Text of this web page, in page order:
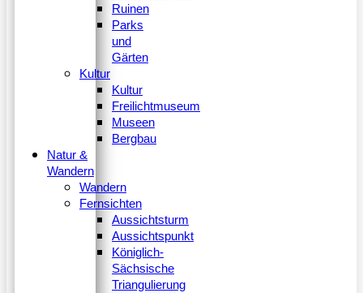
Ruinen
Parks
und
Gärten
Kultur
Kultur
Freilichtmuseum
Museen
Bergbau
Natur &
Wandern
Wandern
Fernsichten
Aussichtsturm
Aussichtspunkt
Königlich-
Sächsische
Triangulierung